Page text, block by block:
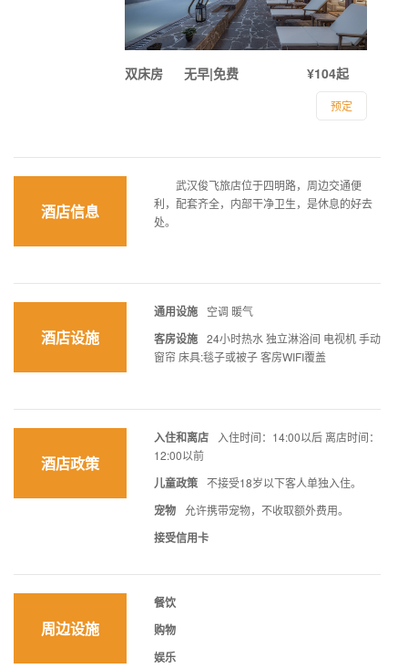
双床房 ¥104起
无早|免费
预定
酒店信息
武汉俊飞旅店位于四明路，周边交通便
利，配套齐全，内部干净卫生，是休息的好去
处。
酒店设施
通用设施 空调 暖气
客房设施 24小时热水 独立淋浴间 电视机 手动
窗帘 床具:毯子或被子 客房WIFI覆盖
酒店政策
入住和离店
入住时间：14:00以后 离店时间：
12:00以前
儿童政策 不接受18岁以下客人单独入住。
宠物 允许携带宠物，不收取额外费用。
接受信用卡
周边设施
餐饮
购物
娱乐